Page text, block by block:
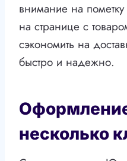
внимание на пометку
на странице с
сэкономить на
быстро и надежно.
несколько